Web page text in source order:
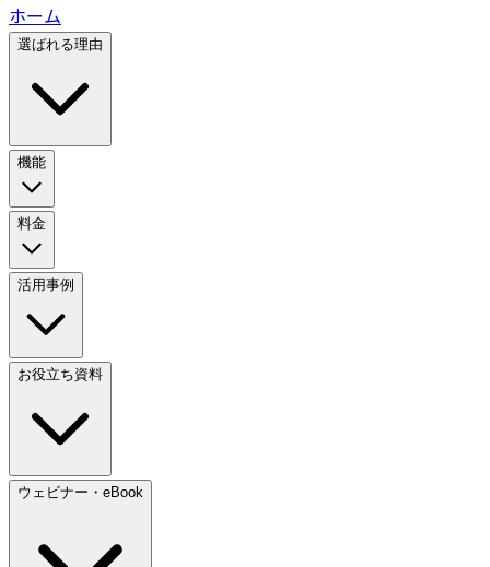
ホーム
選ばれる理由
機能
料金
活用事例
お役立ち資料
ウェビナー・eBook